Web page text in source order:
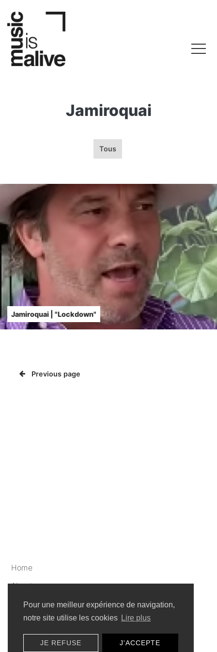
Pour une meilleur expérience de navigation,
notre site utilise les cookies Lire plus
JE REFUSE J'ACCEPTE
Jamiroquai
Tous
Jamiroquai | "Lockdown"
Previous page
Home
About
Artists
Privacy policy
Sitemap